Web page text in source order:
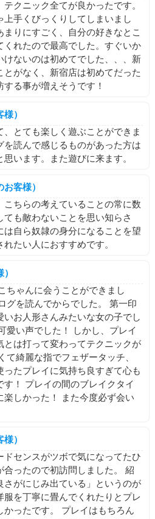
クニック全てが良かったです。
手くびっくりしてしまいまし
りにすごく、自分の好きなとこ
くれたので最高でした。すぐいか
けないのは初めてでした、、、新
がなく、新宿店は初めてだった
る事が増えそうです！
）
、とても楽しく遊ぶことができま
を読んで感じるものがあった方は
います。また遊びに来ます。
客様）
こちらの考えていることの常に数
も敵わないことを思い知らさ
は自ら奴隷の身分になることを望
たい人におすすめです。
ちゃんに会うことができまし
グを読んでからでした。 第一印
お人形さんみたいな女の子でし
愛い声でした！ しかし、プレイ
とは打って変わってテクニックが
て綺麗な指でフェザータッチ、
たプレイに気持ち良すぎて心も
！ プレイの間のブレイクタイ
楽しかった！ また今度必ず会い
）
ドセンスがツボで気になってたひ
ったので初訪問しました。 紹
さがにじみ出ている」というのが
服を丁寧に畳んでくれたりとプレ
かったです。 プレイはもちろん